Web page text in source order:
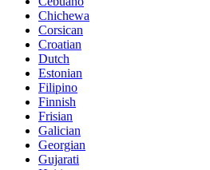
Chichewa
Corsican
Croatian
Dutch
Estonian
Filipino
Finnish
Frisian
Galician
Georgian
Gujarati